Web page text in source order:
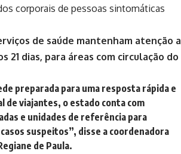
corporais de pessoas sintomáticas
de saúde mantenham atenção a
dias, para áreas com circulação do
preparada para uma resposta rápida e
viajantes, o estado conta com
e unidades de referência para
suspeitos”, disse a coordenadora
de Paula.